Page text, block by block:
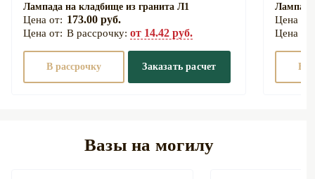
Лампада на кладбище из гранита Л1
173.00 руб.
В рассрочку: от 14.42 руб.
В рассрочку Заказать расчет В
Вазы на могилу